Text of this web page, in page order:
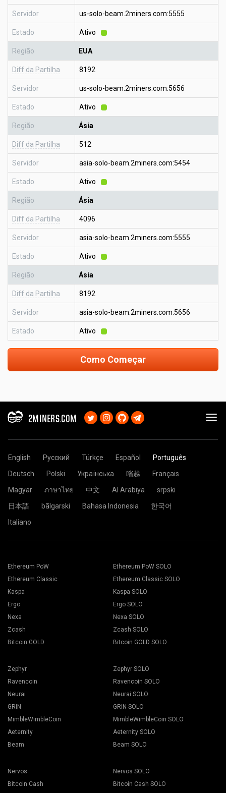
Servidor us-solo-beam.2miners.com:5555
Estado Ativo
Região EUA
Diff da Partilha 8192
Servidor us-solo-beam.2miners.com:5656
Estado Ativo
Região Ásia
Diff da Partilha 512
Servidor asia-solo-beam.2miners.com:5454
Estado Ativo
Região Ásia
Diff da Partilha 4096
Servidor asia-solo-beam.2miners.com:5555
Estado Ativo
Região Ásia
Diff da Partilha 8192
Servidor asia-solo-beam.2miners.com:5656
Estado Ativo
Como Começar
2MINERS.COM
English Русский Türkçe Español
Português
Deutsch
Polski Українська 㗂越
Français
Magyar
ภาษาไทย 中文 Al Arabiya
srpski
日本語
bãlgarski Bahasa Indonesia
한국어
Italiano
Ethereum PoW
Ethereum Classic
Kaspa
Ergo
Nexa
Zcash
Bitcoin GOLD
Ethereum PoW SOLO
Ethereum Classic SOLO
Kaspa SOLO
Ergo SOLO
Nexa SOLO
Zcash SOLO
Bitcoin GOLD SOLO
Zephyr
Ravencoin
Neurai
GRIN
MimbleWimbleCoin
Aeternity
Beam
Zephyr SOLO
Ravencoin SOLO
Neurai SOLO
GRIN SOLO
MimbleWimbleCoin SOLO
Aeternity SOLO
Beam SOLO
Nervos
Bitcoin Cash
Nervos SOLO
Bitcoin Cash SOLO